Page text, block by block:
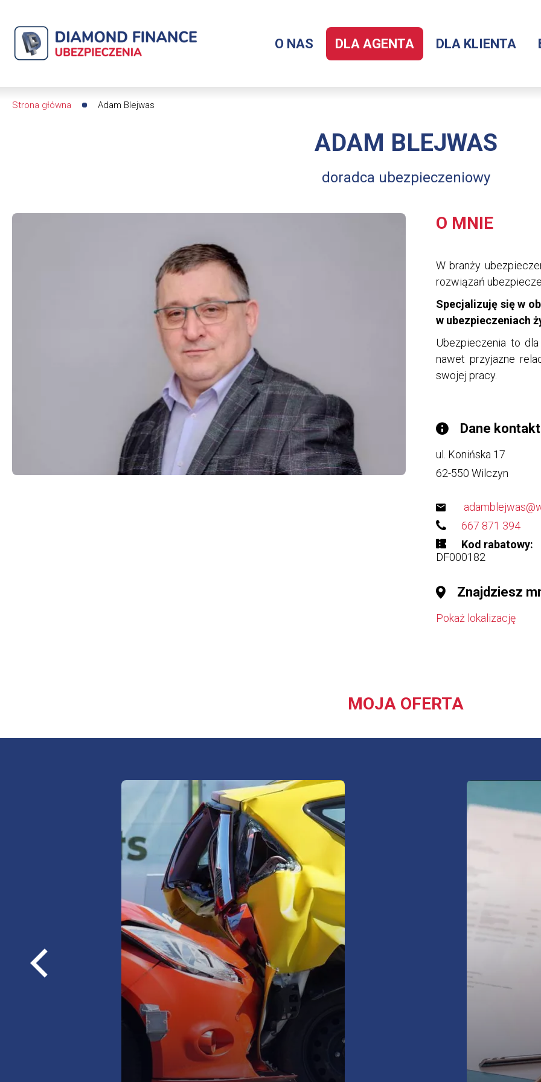
Adam
Blejwas
Diamond
Menu
O NAS DLA AGENTA DLA KLIENTA
Strona główna Adam Blejwas
ADAM BLEJWAS
doradca ubezpieczeniowy
O MNIE
W branży
rozwiązań
Specjalizuję się w
w ubezpieczeniach
Ubezpieczenia to
nawet przyjazne
swojej pracy.
Dane
ul. Konińska 17
62-550 Wilczyn
667 871 394
Kod rabatowy
DF000182
Znajdziesz
Pokaż lokalizację
MOJA OFERTA
Poprzednie
loga
Sprawdź najkorzystniejsze oferty
ubezpieczeń OC/AC/NNW/assistance
OC, AC, NNW,
assistance,
szyby, opony, bagaż
SKLEP
OTWORZY
SIĘ
(cesja),